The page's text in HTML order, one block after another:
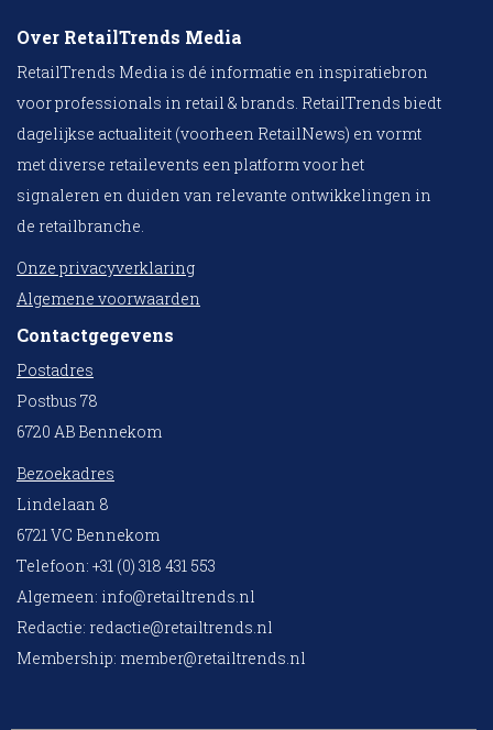
Over RetailTrends Media
RetailTrends Media is dé informatie en inspiratiebron
voor professionals in retail & brands. RetailTrends biedt
dagelijkse actualiteit (voorheen RetailNews) en vormt
met diverse retailevents een platform voor het
signaleren en duiden van relevante ontwikkelingen in
de retailbranche.
Onze privacyverklaring
Algemene voorwaarden
Contactgegevens
Postadres
Postbus 78
6720 AB Bennekom
Bezoekadres
Lindelaan 8
6721 VC Bennekom
Telefoon: +31 (0) 318 431 553
Algemeen: info@retailtrends.nl
Redactie: redactie@retailtrends.nl
Membership: member@retailtrends.nl